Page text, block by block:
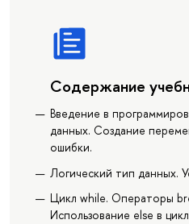
Содержание
Введение в
данных. Создание
ошибки.
Логический тип данных.
Цикл while. Операторы
Использование else в